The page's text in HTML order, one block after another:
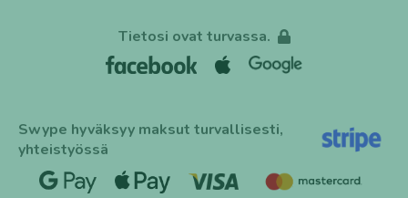
Tietosi ovat turvassa.
Swype hyväksyy maksut turvallisesti,
yhteistyössä